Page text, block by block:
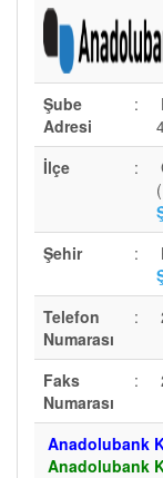
Şube
Adresi
:
İlçe
:
(
Şehir
:
Telefon
Numarası
:
Faks
Numarası
:
Anadolubank
Anadolubank